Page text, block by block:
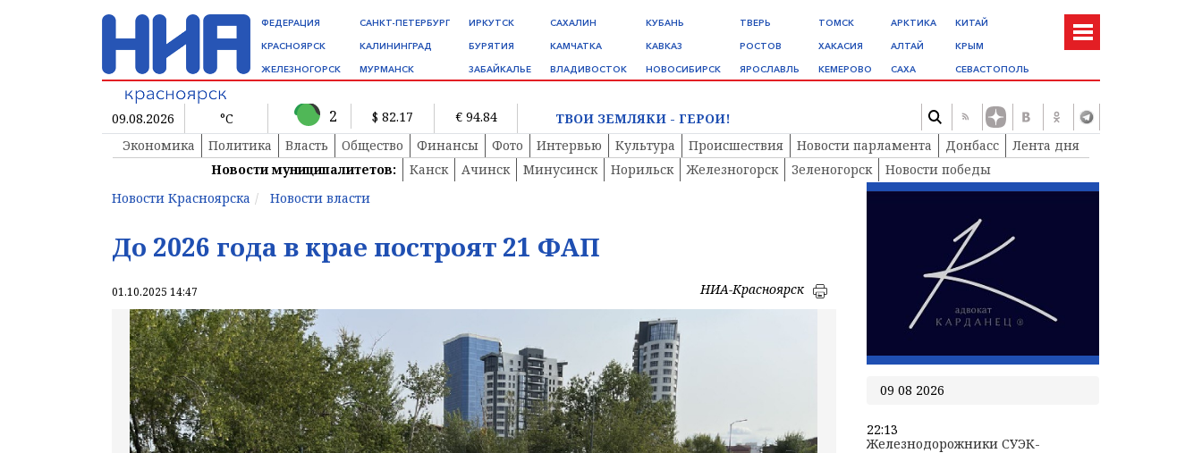
ФЕДЕРАЦИЯ
КРАСНОЯРСК
ЖЕЛЕЗНОГОРСК
САНКТ-ПЕТЕРБУРГ
КАЛИНИНГРАД
МУРМАНСК
ИРКУТСК
БУРЯТИЯ
ЗАБАЙКАЛЬЕ
САХАЛИН
КАМЧАТКА
ВЛАДИВОСТОК
КУБАНЬ
КАВКАЗ
НОВОСИБИРСК
ТВЕРЬ
РОСТОВ
ЯРОСЛАВЛЬ
ТОМСК
ХАКАСИЯ
КЕМЕРОВО
АРКТИКА
АЛТАЙ
САХА
КИТАЙ
КРЫМ
СЕВАСТОПОЛЬ
09.08.2026 °C 2 $ 82.17 € 94.84
ТВОИ ЗЕМЛЯКИ - ГЕРОИ!
Экономика
Политика Власть Общество Финансы Фото Интервью Культура Происшествия Новости парламента Донбасс
Лента дня
Новости муниципалитетов:
Канск Ачинск Минусинск Норильск Железногорск Зеленогорск
Новости победы
Новости Красноярска
Новости власти
До 2026 года в крае построят 21 ФАП
01.10.2025 14:47 НИА-Красноярск
09 08 2026
22:13
Железнодорожники СУЭК-